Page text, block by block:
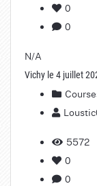
0
0
N/A
Vichy le 4 juillet
5572
0
0